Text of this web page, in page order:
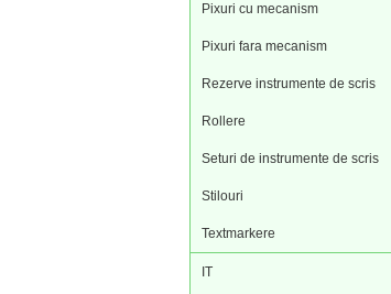
Pixuri cu mecanism
Pixuri fara mecanism
Rezerve instrumente de scris
Rollere
Seturi de instrumente de scris
Stilouri
Textmarkere
IT